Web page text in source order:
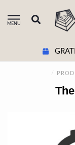
MENU
/